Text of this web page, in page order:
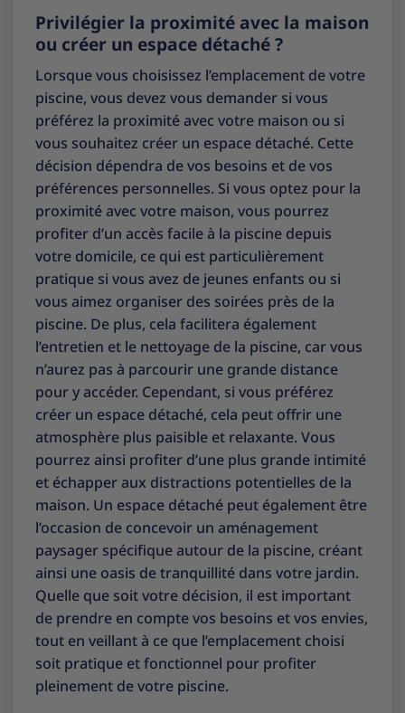
Privilégier la proximité avec la maison
ou créer un espace détaché ?
Lorsque vous choisissez l’emplacement de votre
piscine, vous devez vous demander si vous
préférez la proximité avec votre maison ou si
vous souhaitez créer un espace détaché. Cette
décision dépendra de vos besoins et de vos
préférences personnelles. Si vous optez pour la
proximité avec votre maison, vous pourrez
profiter d’un accès facile à la piscine depuis
votre domicile, ce qui est particulièrement
pratique si vous avez de jeunes enfants ou si
vous aimez organiser des soirées près de la
piscine. De plus, cela facilitera également
l’entretien et le nettoyage de la piscine, car vous
n’aurez pas à parcourir une grande distance
pour y accéder. Cependant, si vous préférez
créer un espace détaché, cela peut offrir une
atmosphère plus paisible et relaxante. Vous
pourrez ainsi profiter d’une plus grande intimité
et échapper aux distractions potentielles de la
maison. Un espace détaché peut également être
l’occasion de concevoir un aménagement
paysager spécifique autour de la piscine, créant
ainsi une oasis de tranquillité dans votre jardin.
Quelle que soit votre décision, il est important
de prendre en compte vos besoins et vos envies,
tout en veillant à ce que l’emplacement choisi
soit pratique et fonctionnel pour profiter
pleinement de votre piscine.